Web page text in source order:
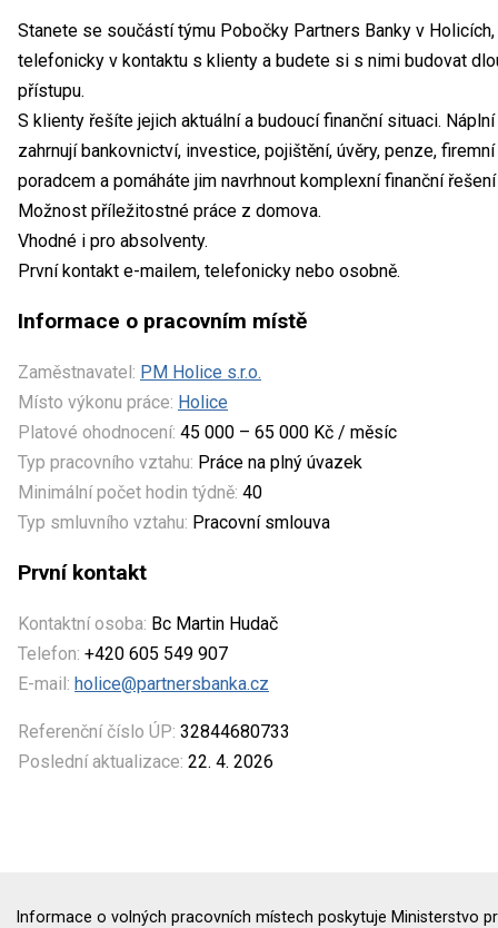
Stanete se součástí týmu Pobočky Partners Banky v
telefonicky v kontaktu s klienty a budete si s nimi budovat
přístupu.
S klienty řešíte jejich aktuální a budoucí finanční situaci.
zahrnují bankovnictví, investice, pojištění, úvěry, penze,
poradcem a pomáháte jim navrhnout komplexní finanční
Možnost příležitostné práce z domova.
Vhodné i pro absolventy.
První kontakt e-mailem, telefonicky nebo osobně.
Informace o pracovním místě
Zaměstnavatel: PM Holice s.r.o.
Místo výkonu práce: Holice
Platové ohodnocení: 45 000 – 65 000 Kč / měsíc
Typ pracovního vztahu: Práce na plný úvazek
Minimální počet hodin týdně: 40
Typ smluvního vztahu: Pracovní smlouva
První kontakt
Kontaktní osoba: Bc Martin Hudač
Telefon: +420 605 549 907
E-mail: holice@partnersbanka.cz
Referenční číslo ÚP: 32844680733
Poslední aktualizace: 22. 4. 2026
Informace o volných pracovních místech poskytuje Ministerstvo